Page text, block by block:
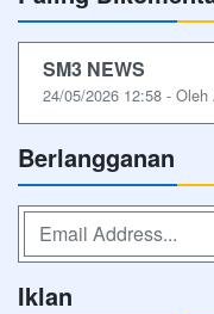
SM3 NEWS
24/05/2026 12:58 -
Berlangganan
Iklan